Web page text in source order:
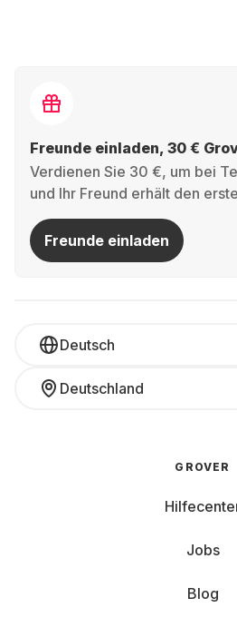
Freunde einladen, 30 €
Verdienen Sie 30 €, um bei
und Ihr Freund erhält den
Freunde einladen
Deutsch
Deutschland
GROVER
Jobs
Blog